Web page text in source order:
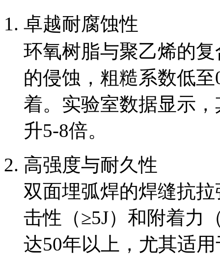
卓越耐腐蚀性
环氧树脂与聚乙烯的复
的侵蚀，粗糙系数低
着。实验室数据显示
升5-8倍。
高强度与耐久性
双面埋弧焊的焊缝抗
击性（≥5J）和附着力
达50年以上，尤其适